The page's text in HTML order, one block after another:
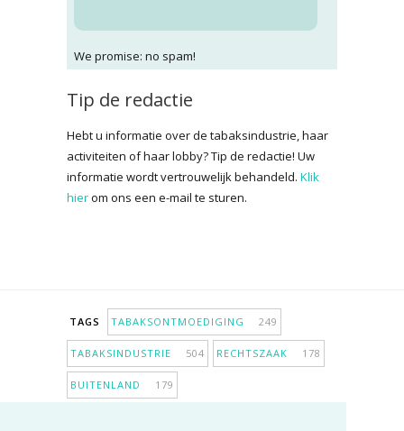
We promise: no spam!
Tip de redactie
Hebt u informatie over de tabaksindustrie, haar
activiteiten of haar lobby? Tip de redactie! Uw
informatie wordt vertrouwelijk behandeld. Klik
hierom ons een e-mail te sturen.
TAGS TABAKSONTMOEDIGING 249
TABAKSINDUSTRIE 504 RECHTSZAAK 178
BUITENLAND 179